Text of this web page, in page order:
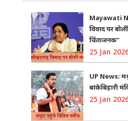
Mayawati
विवाद पर
चिंताजनक”
25 Jan
UP News:
बांकेबिहारी
25 Jan